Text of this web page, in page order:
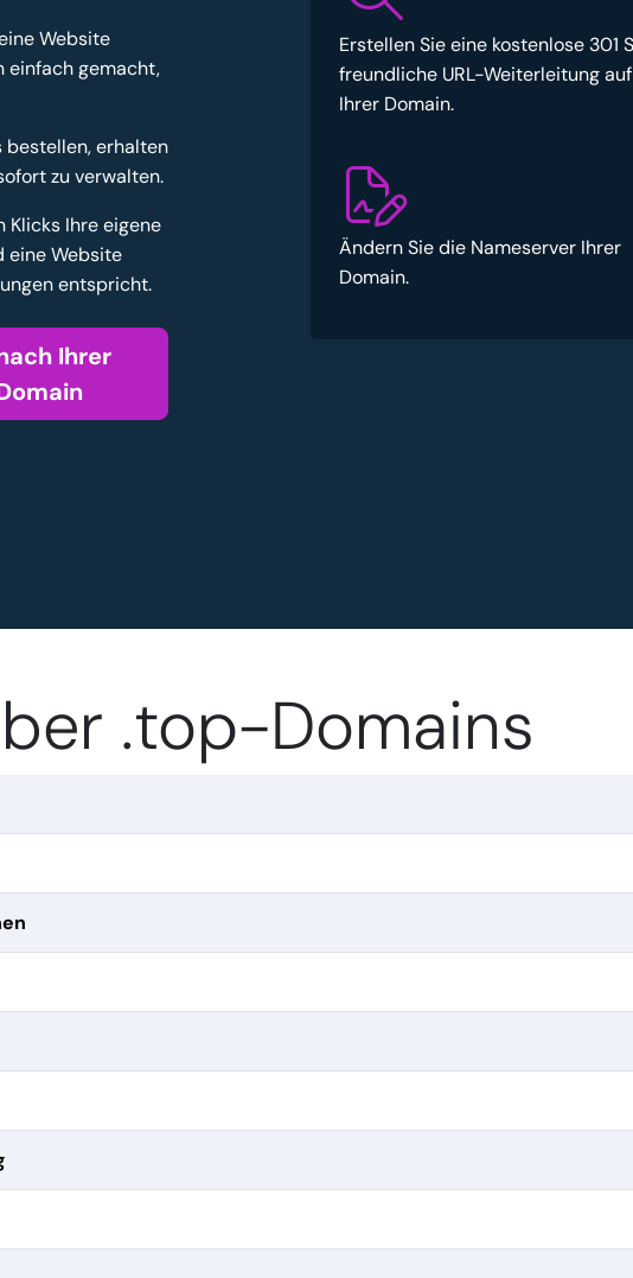
Website
einfach gemacht,
bestellen, erhalten
zu verwalten.
Klicks Ihre eigene
eine Website
entspricht.
Ihrer
Erstellen Sie eine kostenlose 301
freundliche URL-Weiterleitung auf
Ihrer Domain.
Ändern Sie die Nameserver Ihrer
Domain.
.top-Domains